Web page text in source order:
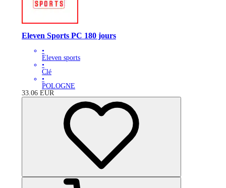
Eleven Sports PC 180 jours
•
Eleven sports
•
Clé
•
POLOGNE
33.06 EUR